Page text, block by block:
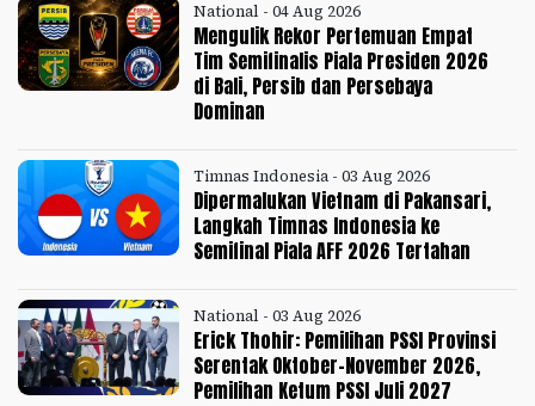
National - 04 Aug 2026
Mengulik Rekor Pertemuan Empat
Tim Semifinalis Piala Presiden 2026
di Bali, Persib dan Persebaya
Dominan
Timnas Indonesia - 03 Aug 2026
Dipermalukan Vietnam di Pakansari,
Langkah Timnas Indonesia ke
Semifinal Piala AFF 2026 Tertahan
National - 03 Aug 2026
Erick Thohir: Pemilihan PSSI Provinsi
Serentak Oktober-November 2026,
Pemilihan Ketum PSSI Juli 2027